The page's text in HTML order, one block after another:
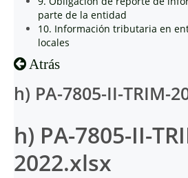
parte de la entidad
10. Información tributaria en
locales
Atrás
h) PA-7805-II-TRIM-
h) PA-7805-II-
2022.xlsx